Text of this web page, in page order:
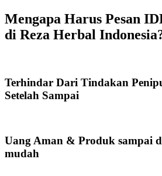
Mengapa Harus Pesan
di Reza Herbal
Terhindar Dari Tindakan
Setelah Sampai
Uang Aman & Produk sampai
mudah